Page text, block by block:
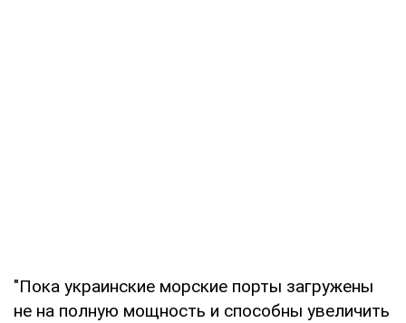
"Пока украинские морские порты загружены
не на полную мощность и способны увеличить